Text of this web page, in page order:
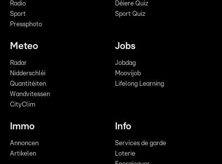
Radio
Sport
Pressphoto
Déiere Quiz
Sport Quiz
Meteo
Radar
Nidderschléi
Quantitéiten
Wandvitessen
CityClim
Jobs
Jobdag
Moovijob
Lifelong Learning
Immo
Annoncen
Artikelen
Info
Services de garde
Loterie